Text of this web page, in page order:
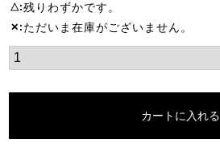
△ 残りわずかです。
✕ ただいま在庫がございません。
カートに入れる